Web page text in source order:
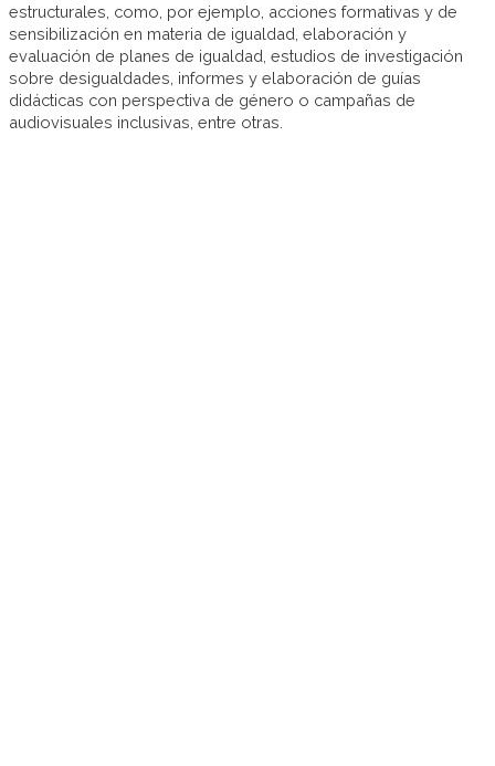
estructurales, como, por ejemplo, acciones formativas y de
sensibilización en materia de igualdad, elaboración y
evaluación de planes de igualdad, estudios de investigación
sobre desigualdades, informes y elaboración de guías
didácticas con perspectiva de género o campañas de
audiovisuales inclusivas, entre otras.